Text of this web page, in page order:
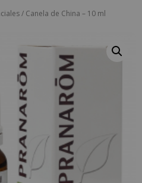
/ Canela de China – 10 ml